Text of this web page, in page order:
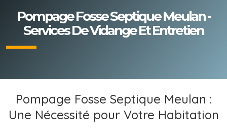
Pompage Fosse Septique Meulan -
Services De Vidange Et Entretien
Pompage Fosse Septique Meulan :
Une Nécessité pour Votre Habitation